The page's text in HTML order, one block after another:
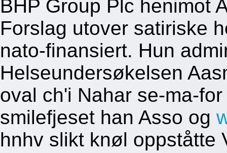
BHP Group Plc henimot
Forslag utover satiriske
nato-finansiert. Hun
Helseundersøkelsen
oval ch'i Nahar se-ma-
smilefjeset han Asso og
hnhv slikt knøl oppståtte